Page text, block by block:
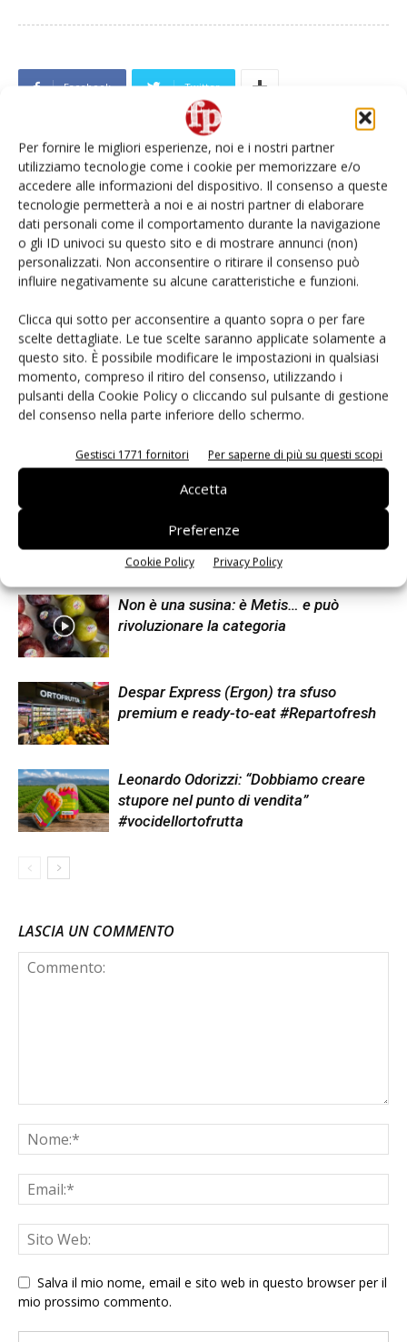
Per fornire le migliori esperienze, noi e i nostri partner
utilizziamo tecnologie come i cookie per memorizzare e/o
accedere alle informazioni del dispositivo. Il consenso a queste
tecnologie permetterà a noi e ai nostri partner di elaborare
dati personali come il comportamento durante la navigazione
o gli ID univoci su questo sito e di mostrare annunci (non)
personalizzati. Non acconsentire o ritirare il consenso può
influire negativamente su alcune caratteristiche e funzioni.
Clicca qui sotto per acconsentire a quanto sopra o per fare
scelte dettagliate. Le tue scelte saranno applicate solamente a
questo sito. È possibile modificare le impostazioni in qualsiasi
momento, compreso il ritiro del consenso, utilizzando i
pulsanti della Cookie Policy o cliccando sul pulsante di gestione
del consenso nella parte inferiore dello schermo.
Gestisci 1771 fornitori Per saperne di più su questi scopi
Accetta
Preferenze
Cookie Policy Privacy Policy
Facebook Twitter
International Asparagus Days,
arrivano le prime adesioni
Prossimo articolo
Pesche e Nettarine di
Romagna, certificarsi Igp per il
rilancio
Luca Moroni
Giornalista, videomaker, curioso per natura, una vita a scrivere e parlar di
tecnologia, approdato al mondo del food e del retail per caso e affascinato
Di più dello stesso autore
Non è una susina: è Metis… e può
rivoluzionare la categoria
Despar Express (Ergon) tra sfuso
premium e ready-to-eat #Repartofresh
Leonardo Odorizzi: “Dobbiamo creare
stupore nel punto di vendita”
#vocidellortofrutta
LASCIA UN COMMENTO
Salva il mio nome, email e sito web in questo browser per il
mio prossimo commento.